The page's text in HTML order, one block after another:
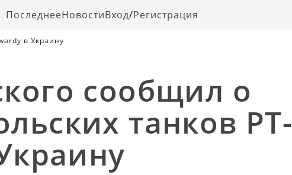
ПоследнееНовостиВход/Регистрация
в Украину
сообщил о
танков PT-